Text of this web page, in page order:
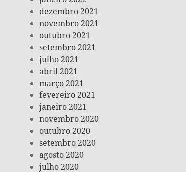
dezembro 2021
novembro 2021
outubro 2021
setembro 2021
julho 2021
abril 2021
março 2021
fevereiro 2021
janeiro 2021
novembro 2020
outubro 2020
setembro 2020
agosto 2020
julho 2020